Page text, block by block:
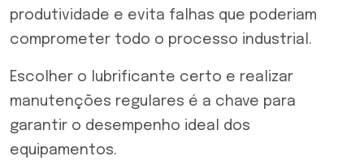
produtividade e evita falhas que poderiam
comprometer todo o processo industrial.
Escolher o lubrificante certo e realizar
manutenções regulares é a chave para
garantir o desempenho ideal dos
equipamentos.